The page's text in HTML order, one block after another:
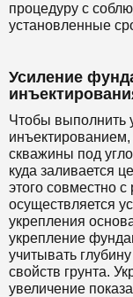
процедуру с
установленные
Усиление
Чтобы выполнить
скважины под
куда заливается
этого совместно
осуществляется
укрепления
укрепление
учитывать
свойств грунта.
увеличение